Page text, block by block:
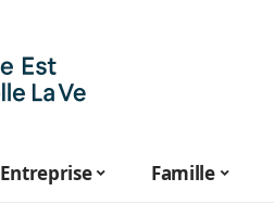
Entreprise Famille